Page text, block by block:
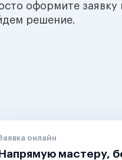
оформите
решение.
онлайн
мастеру,